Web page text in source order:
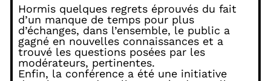
Hormis quelques regrets éprouvés du fait
d’un manque de temps pour plus
d’échanges, dans l’ensemble, le public a
gagné en nouvelles connaissances et a
trouvé les questions posées par les
modérateurs, pertinentes.
Enfin, la conférence a été une initiative